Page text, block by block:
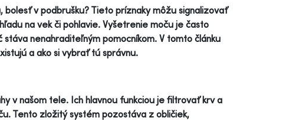
bolesť v podbrušku? Tieto príznaky môžu signalizovať
na vek či pohlavie. Vyšetrenie moču je často
nenahraditeľným pomocníkom. V tomto článku
a ako si vybrať tú správnu.
v našom tele. Ich hlavnou funkciou je filtrovať krv a
Tento zložitý systém pozostáva z obličiek,